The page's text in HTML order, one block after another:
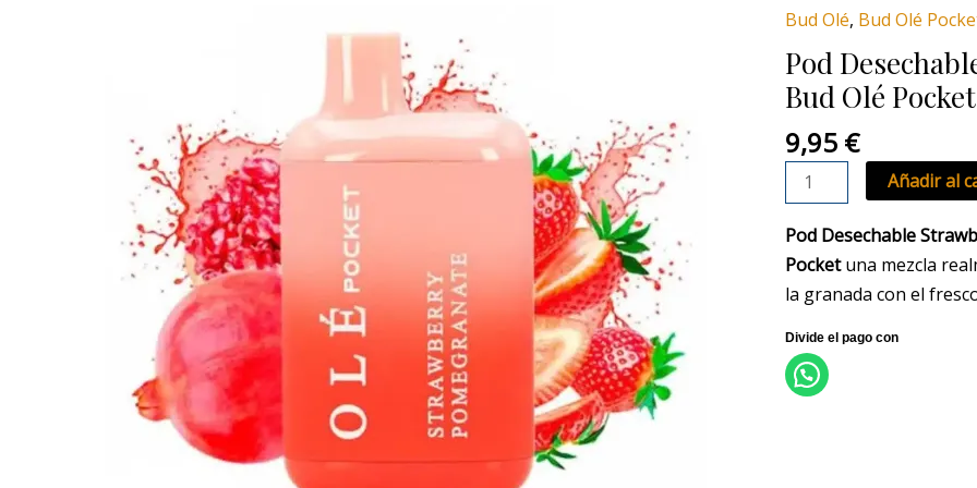
Bud Olé, Bud Olé
Pod
Bud Olé Pocket
9,95 €
Strawberry
-
Bud
Pocket
cantidad
Añadir al
Pod Desechable
Pocketuna mezcla
la granada con el